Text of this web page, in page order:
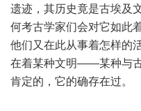
遗迹，其历史竟是古埃及
何考古学家们会对它如此
他们又在此从事着怎样的
在着某种文明——某种与
肯定的，它的确存在过。